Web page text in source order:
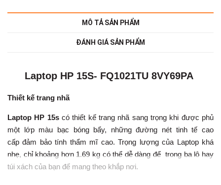
MÔ TẢ SẢN PHẨM
ĐÁNH GIÁ SẢN PHẨM
Laptop HP 15S- FQ1021TU 8VY69PA
Thiết kế trang nhã
Laptop HP 15s có thiết kế trang nhã sang trọng khi được phủ
một lớp màu bạc bóng bẩy, những đường nét tinh tế cao
cấp đảm bảo tính thẩm mĩ cao. Trọng lượng của Laptop khá
nhẹ, chỉ khoảng hơn 1.69 kg có thể dễ dàng để trong ba lô hay
túi xách của bạn để mang theo khắp nơi.